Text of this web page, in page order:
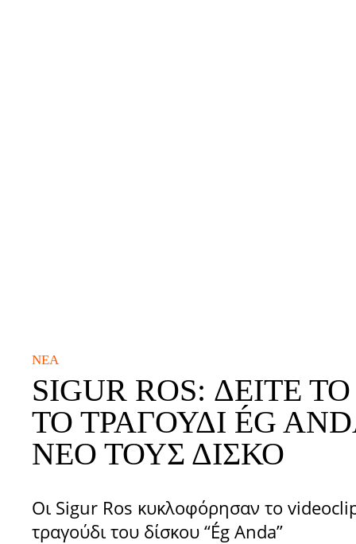
ΝΈΑ
SIGUR ROS: ΔΕΊΤΕ
ΤΟ ΤΡΑΓΟΎΔΙ ÉG
ΝΈΟ ΤΟΥΣ ΔΊΣΚΟ
Οι Sigur Ros κυκλοφόρησαν το
τραγούδι του δίσκου “Ég Anda”